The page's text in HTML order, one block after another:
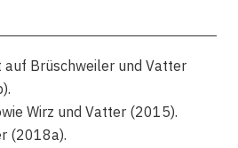
auf Brüschweiler und Vatter
Wirz und Vatter (2015).
(2018a).